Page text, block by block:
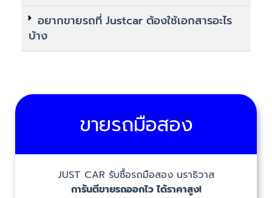
อยากขายรถที่ Justcar ต้องใช้เอกสารอะไร
บ้าง
ขายรถมือสอง
JUST CAR รับซื้อรถมือสอง นราธิวาส
การันตีขายรถออกไว ได้ราคาสูง!